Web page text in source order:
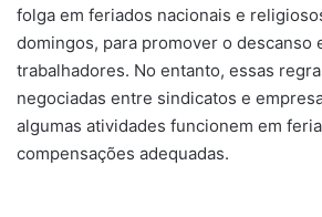
folga em feriados nacionais e
domingos, para promover o descanso
trabalhadores. No entanto, essas
negociadas entre sindicatos e
algumas atividades funcionem em
compensações adequadas.